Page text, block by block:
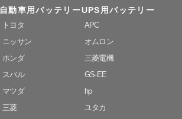
自動車用バッテリー
トヨタ
ニッサン
ホンダ
スバル
マツダ
三菱
UPS用バッテリー
APC
オムロン
三菱電機
GS-EE
hp
ユタカ